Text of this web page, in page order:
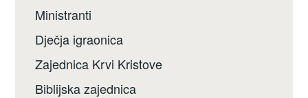
Ministranti
Dječja igraonica
Zajednica Krvi Kristove
Biblijska zajednica